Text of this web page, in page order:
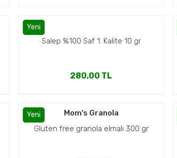
Yeni
Salep %100 Saf 1. Kalite 10 gr
280,00 TL
Yeni
Mom's Granola
Gluten free granola elmalı 300 gr